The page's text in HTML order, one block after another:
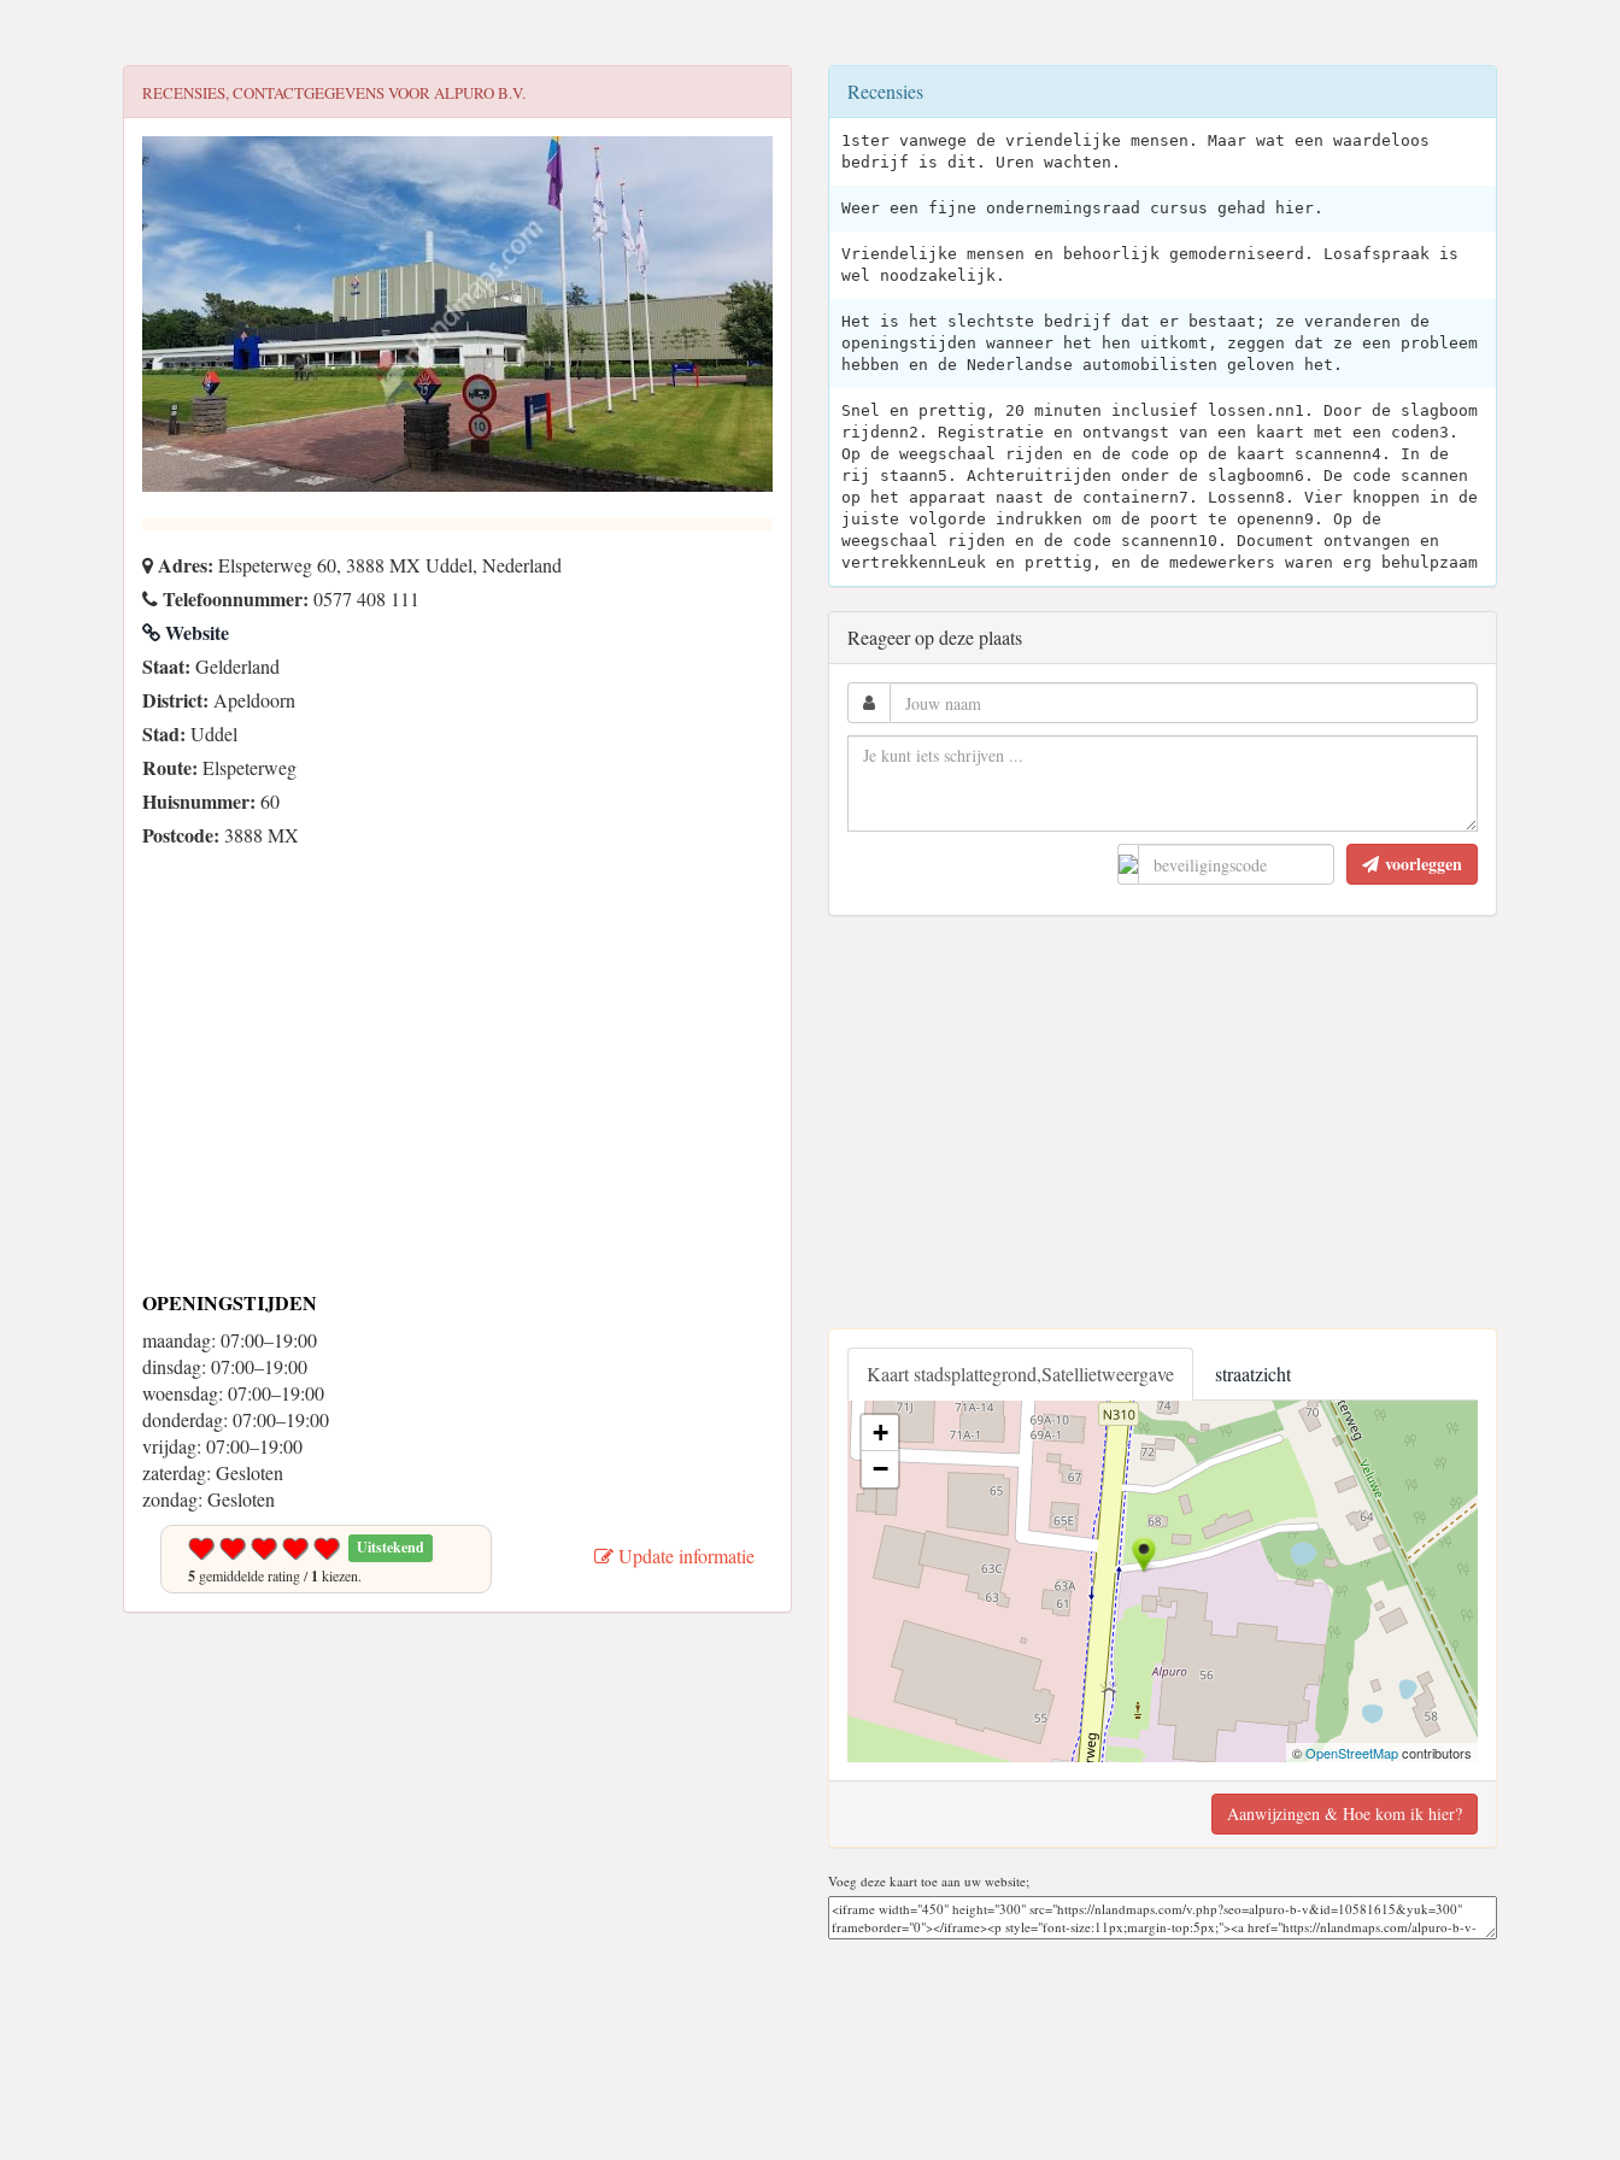
RECENSIES, CONTACTGEGEVENS VOORALPURO B.V.
Adres: Elspeterweg 60, 3888 MX Uddel, Nederland
Telefoonnummer: 0577 408 111
Website
Staat: Gelderland
District: Apeldoorn
Stad: Uddel
Route: Elspeterweg
Huisnummer: 60
Postcode: 3888 MX
OPENINGSTIJDEN
maandag: 07:00–19:00
dinsdag: 07:00–19:00
woensdag: 07:00–19:00
donderdag: 07:00–19:00
vrijdag: 07:00–19:00
zaterdag: Gesloten
zondag: Gesloten
Uitstekend
5 gemiddelde rating /1 kiezen.
Update informatie
Recensies
1ster vanwege de vriendelijke mensen. Maar wat een waardeloos
bedrijf is dit. Uren wachten.
Weer een fijne ondernemingsraad cursus gehad hier.
Vriendelijke mensen en behoorlijk gemoderniseerd. Losafspraak is
wel noodzakelijk.
Het is het slechtste bedrijf dat er bestaat; ze veranderen de
openingstijden wanneer het hen uitkomt, zeggen dat ze een probleem
hebben en de Nederlandse automobilisten geloven het.
Snel en prettig, 20 minuten inclusief lossen.nn1. Door de slagboom
rijdenn2. Registratie en ontvangst van een kaart met een coden3.
Op de weegschaal rijden en de code op de kaart scannenn4. In de
rij staann5. Achteruitrijden onder de slagboomn6. De code scannen
op het apparaat naast de containern7. Lossenn8. Vier knoppen in de
juiste volgorde indrukken om de poort te openenn9. Op de
weegschaal rijden en de code scannenn10. Document ontvangen en
vertrekkennLeuk en prettig, en de medewerkers waren erg behulpzaam
Reageer op deze plaats
voorleggen
Kaart stadsplattegrond,Satellietweergave straatzicht
+
−
©OpenStreetMapcontributors
Aanwijzingen & Hoe kom ik hier?
Voeg deze kaart toe aan uw website;